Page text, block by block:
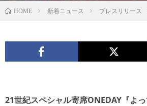
HOME 新着ニュース プレスリリース
21世紀スペシャル寄席ONEDAY『よ